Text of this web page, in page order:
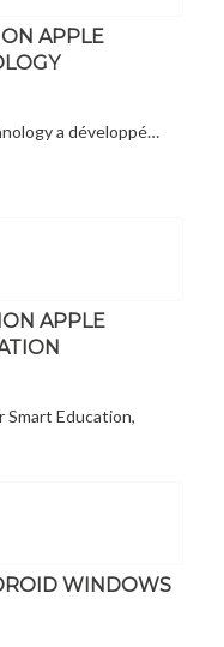
APPLE
a développé…
APPLE
Smart Education,
WINDOWS